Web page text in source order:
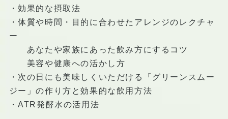
・効果的な摂取法
・体質や時間・目的に合わせたアレンジのレクチャ
ー
あなたや家族にあった飲み方にするコツ
美容や健康への活かし方
・次の日にも美味しくいただける「グリーンスムー
ジー」の作り方と効果的な飲用方法
・ATR発酵水の活用法